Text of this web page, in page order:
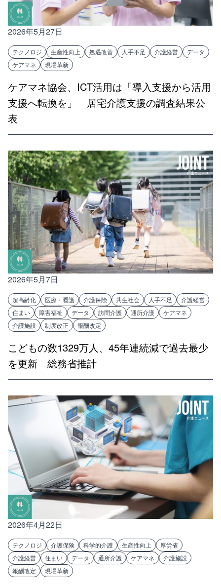
2026年5月27日
テクノロジ 生産性向上 処遇改善 人手不足 介護経営
データ
ケアマネ
現場革新
ケアマネ協会、ICT活用は「導入支援から活用
支援へ転換を」 居宅介護支援の調査結果公
表
2026年5月7日
超高齢化 医療・看護 介護保険 共生社会 人手不足
介護経営
住まい
障害福祉 データ 訪問介護 通所介護
ケアマネ
介護施設
制度改正 報酬改定
こどもの数1329万人、45年連続減で過去最少
を更新 総務省推計
2026年4月22日
テクノロジ 介護保険 科学的介護 生産性向上
厚労省
介護経営
住まい データ 通所介護 ケアマネ
介護施設
報酬改定
現場革新